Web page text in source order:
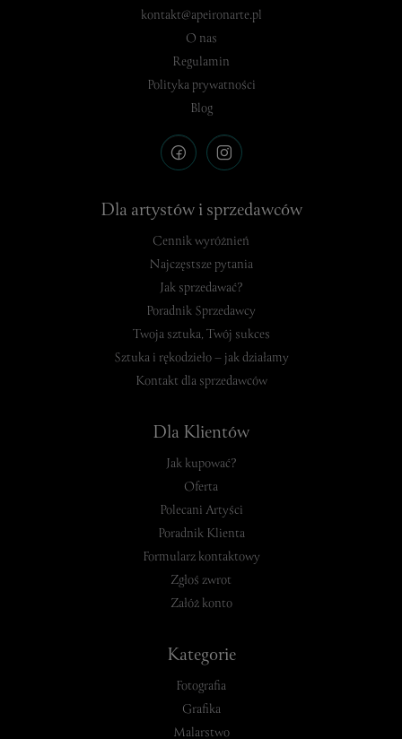
kontakt@apeironarte.pl
O nas
Regulamin
Polityka prywatności
Blog
Dla artystów i sprzedawców
Cennik wyróżnień
Najczęstsze pytania
Jak sprzedawać?
Poradnik Sprzedawcy
Twoja sztuka, Twój sukces
Sztuka i rękodzieło – jak działamy
Kontakt dla sprzedawców
Dla Klientów
Jak kupować?
Oferta
Polecani Artyści
Poradnik Klienta
Formularz kontaktowy
Zgłoś zwrot
Załóż konto
Kategorie
Fotografia
Grafika
Malarstwo